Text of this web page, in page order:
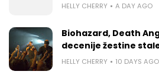
HELLY CHERRY A DAY AGO
Biohazard, Death
decenije žestine
HELLY CHERRY 10 DAYS AGO